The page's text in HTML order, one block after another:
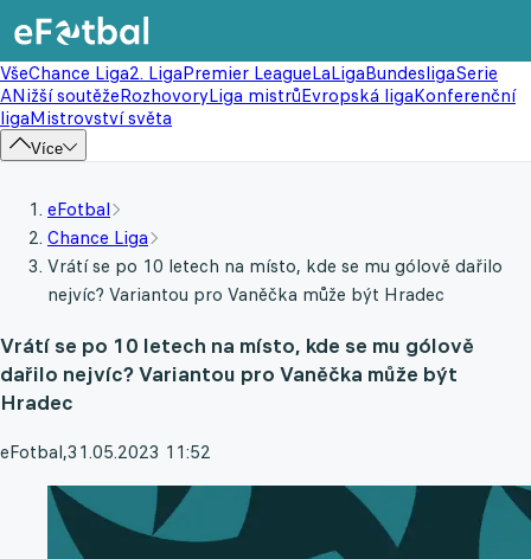
VšeChance Liga2. LigaPremier LeagueLaLigaBundesligaSerie
ANižší soutěžeRozhovoryLiga mistrůEvropská ligaKonferenční
ligaMistrovství světa
Více
eFotbal
Chance Liga
Vrátí se po 10 letech na místo, kde se mu gólově dařilo
nejvíc? Variantou pro Vaněčka může být Hradec
Vrátí se po 10 letech na místo, kde se mu gólově
dařilo nejvíc? Variantou pro Vaněčka může být
Hradec
eFotbal,31.05.2023 11:52